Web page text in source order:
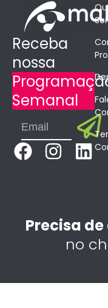
Receba
nossa
Semanal
Email
F
b
k
I
a
a
L
e
d
n
Precisa
no